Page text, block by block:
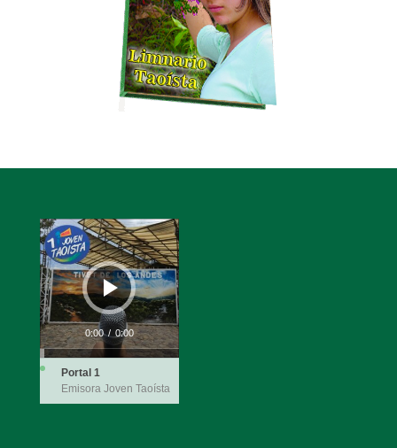
Reproductor
de
audio
0:00 / 0:00
Portal 1
Emisora Joven Taoísta